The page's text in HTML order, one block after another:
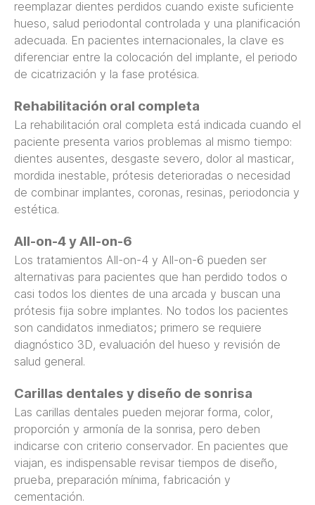
reemplazar dientes perdidos cuando existe suficiente
hueso, salud periodontal controlada y una planificación
adecuada. En pacientes internacionales, la clave es
diferenciar entre la colocación del implante, el periodo
de cicatrización y la fase protésica.
Rehabilitación oral completa
La rehabilitación oral completa está indicada cuando el
paciente presenta varios problemas al mismo tiempo:
dientes ausentes, desgaste severo, dolor al masticar,
mordida inestable, prótesis deterioradas o necesidad
de combinar implantes, coronas, resinas, periodoncia y
estética.
All-on-4 y All-on-6
Los tratamientos All-on-4 y All-on-6 pueden ser
alternativas para pacientes que han perdido todos o
casi todos los dientes de una arcada y buscan una
prótesis fija sobre implantes. No todos los pacientes
son candidatos inmediatos; primero se requiere
diagnóstico 3D, evaluación del hueso y revisión de
salud general.
Carillas dentales y diseño de sonrisa
Las carillas dentales pueden mejorar forma, color,
proporción y armonía de la sonrisa, pero deben
indicarse con criterio conservador. En pacientes que
viajan, es indispensable revisar tiempos de diseño,
prueba, preparación mínima, fabricación y
cementación.